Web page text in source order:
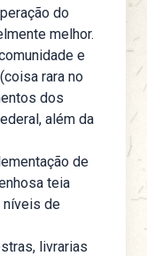
do
melhor.
e
rara no
dos
além da
de
teia
níveis de
livrarias